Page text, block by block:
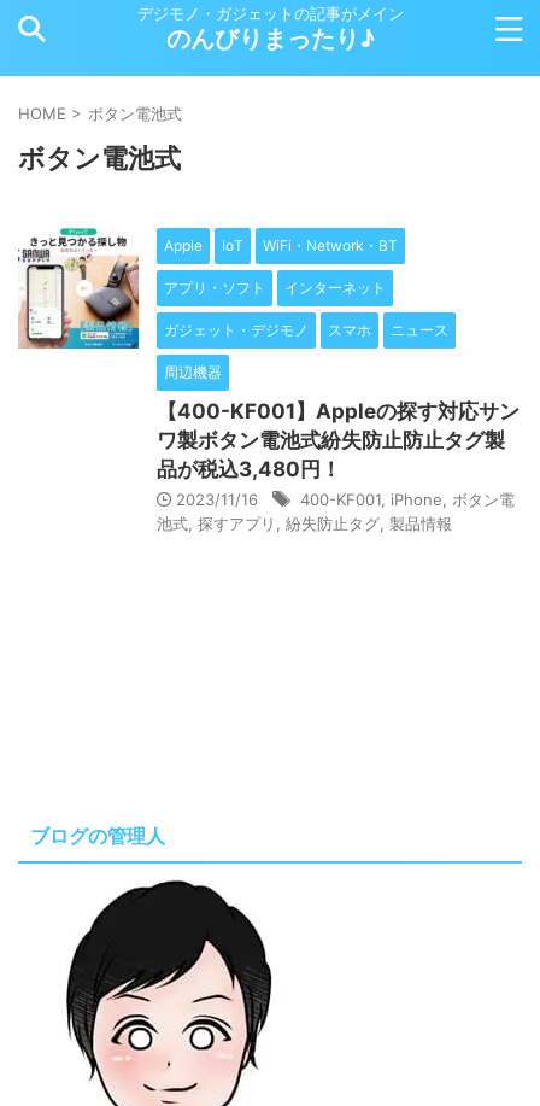
デジモノ・ガジェットの記事がメイン
のんびりまったり♪
HOME > ボタン電池式
ボタン電池式
Apple IoT WiFi・Network・BT
アプリ・ソフト インターネット
ガジェット・デジモノ スマホ ニュース
周辺機器
【400-KF001】Appleの探す対応サン
ワ製ボタン電池式紛失防止防止タグ製
品が税込3,480円！
2023/11/16 400-KF001 iPhone
ボタン電
池式 探すアプリ 紛失防止タグ 製品情報
ブログの管理人